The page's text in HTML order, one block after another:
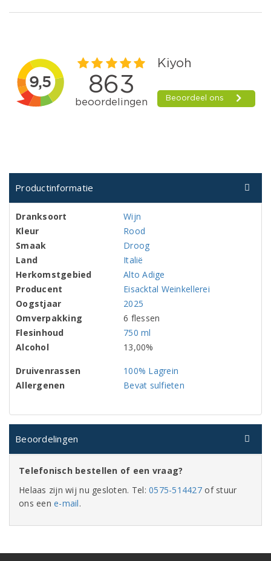
Productinformatie
Dranksoort
Wijn
Kleur
Rood
Smaak
Droog
Land
Italië
Herkomstgebied
Alto Adige
Producent
Eisacktal Weinkellerei
Oogstjaar
2025
Omverpakking
6 flessen
Flesinhoud
750 ml
Alcohol
13,00%
Druivenrassen
100% Lagrein
Allergenen
Bevat sulfieten
Beoordelingen
Telefonisch bestellen of een vraag?
Helaas zijn wij nu gesloten. Tel:0575-514427 of stuur
ons eene-mail.